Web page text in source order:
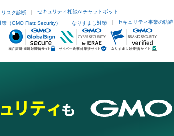
スク診断 セキュリティ相談AIチャットボット
（GMO Flatt Security） なりすまし対策 セキュリティ事業の軌跡